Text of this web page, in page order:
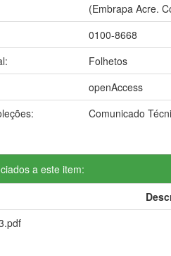
(Embrapa Acre.
0100-8668
Folhetos
openAccess
Comunicado
a este item: